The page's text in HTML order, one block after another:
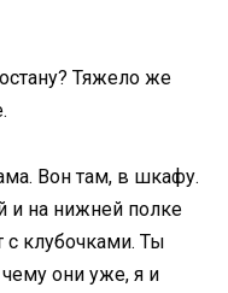
Тяжело же
Вон там, в шкафу.
на нижней полке
с клубочками. Ты
они уже, я и